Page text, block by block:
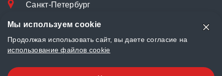
Санкт-Петербург
© «World Metall» 2025, Разработка и комплексное продвижение
"LCAgency"
Мы используем cookie
Продолжая использовать сайт, вы даете согласие на
использование файлов cookie